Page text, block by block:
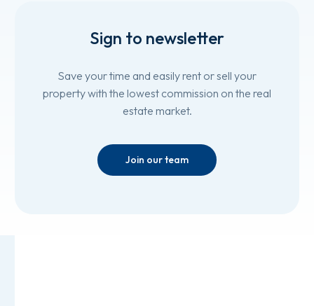
Sign to newsletter
Save your time and easily rent or sell your
property with the lowest commission on the real
estate market.
Join our team